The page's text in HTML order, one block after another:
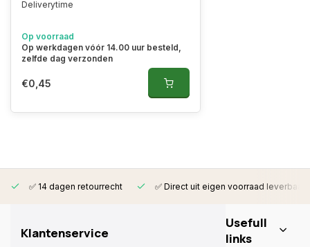
Deliverytime
Op voorraad
Op werkdagen vóór 14.00 uur besteld,
zelfde dag verzonden
€0,45
✅ 14 dagen retourrecht ✅ Direct uit eigen voorraad leverbaar
Klantenservice
Usefull
links